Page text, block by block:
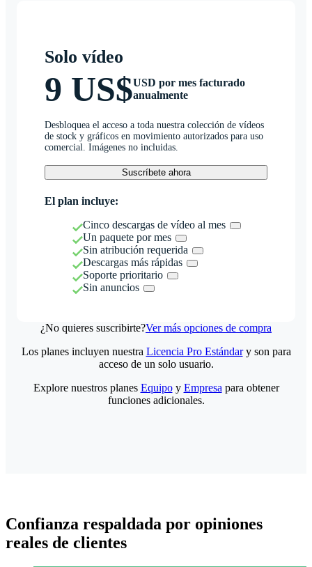
Solo vídeo
9 US$USD por mes facturado
anualmente
Desbloquea el acceso a toda nuestra colección de vídeos
de stock y gráficos en movimiento autorizados para uso
comercial. Imágenes no incluidas.
Suscríbete ahora
El plan incluye:
Cinco descargas de vídeo al mes
Un paquete por mes
Sin atribución requerida
Descargas más rápidas
Soporte prioritario
Sin anuncios
¿No quieres suscribirte?Ver más opciones de compra
Los planes incluyen nuestra Licencia Pro Estándary son para
acceso de un solo usuario.
Explore nuestros planes Equipoy Empresa para obtener
funciones adicionales.
Confianza respaldada por opiniones
reales de clientes